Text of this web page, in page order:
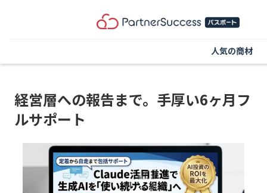
経営層への報告まで。手厚い6ヶ月フ
ルサポート
人気の商材